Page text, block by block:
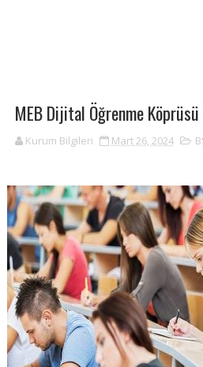
MEB Dijital Öğrenme Köprüsü
Kurum Bilgileri Mart 26, 2024